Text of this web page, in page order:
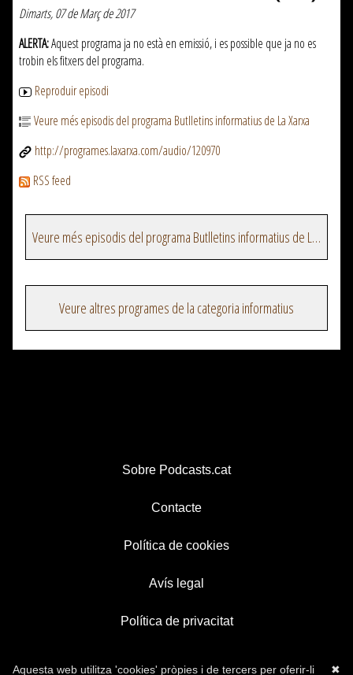
Dimarts, 07 de Març de 2017
ALERTA:Aquest programa ja no està en emissió, i es possible que ja no es
trobin els fitxers del programa.
Reproduir episodi
Veure més episodis del programa Butlletins informatius de La Xarxa
http://programes.laxarxa.com/audio/120970
RSS feed
Veure més episodis del programa Butlletins informatius de La Xarxa
Veure altres programes de la categoria informatius
Sobre Podcasts.cat
Contacte
Política de cookies
Avís legal
Política de privacitat
✖
Aquesta web utilitza 'cookies' pròpies i de tercers per oferir-li